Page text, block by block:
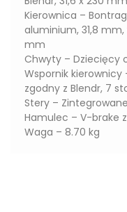
Kierownica –
aluminium, 31,8
mm
Chwyty – Dziecięcy
Wspornik kierownicy
zgodny z Blendr, 7
Stery –
Hamulec – V-brake
Waga – 8.70 kg